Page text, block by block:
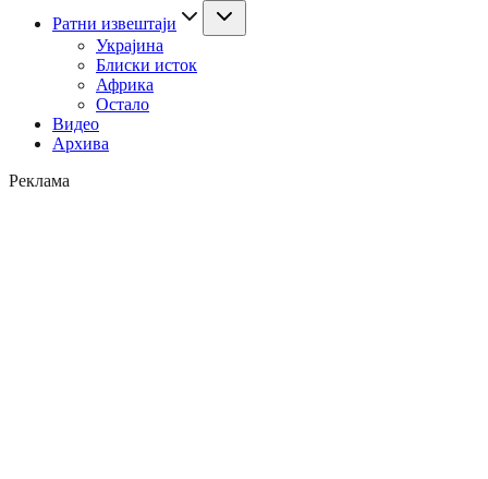
Ратни извештаји
Украјина
Блиски исток
Африка
Остало
Видео
Архива
Реклама